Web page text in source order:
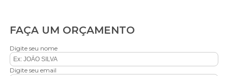
FAÇA UM ORÇAMENTO
Digite seu nome
Digite seu email